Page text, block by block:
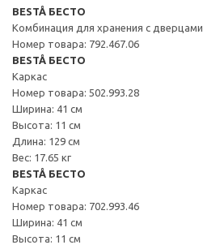
BESTÅ БЕСТО
Комбинация для хранения с дверцами
Номер товара: 792.467.06
BESTÅ БЕСТО
Каркас
Номер товара: 502.993.28
Ширина: 41 см
Высота: 11 см
Длина: 129 см
Вес: 17.65 кг
BESTÅ БЕСТО
Каркас
Номер товара: 702.993.46
Ширина: 41 см
Высота: 11 см